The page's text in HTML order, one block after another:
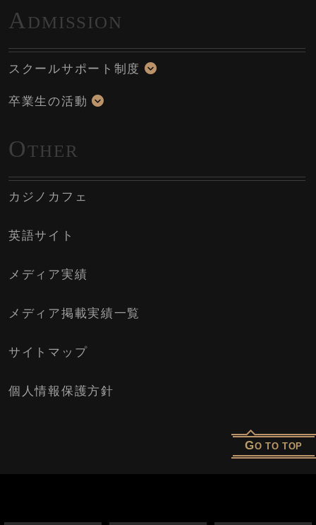
A DMISSION
スクールサポート制度
卒業生の活動
OTHER
カジノカフェ
英語サイト
メディア実績
メディア掲載実績一覧
サイトマップ
個人情報保護方針
GO TO TOP